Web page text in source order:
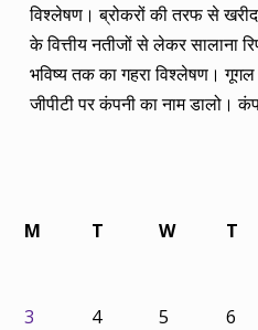
विश्लेषण। ब्रोकरों की तरफ से
के वित्तीय नतीजों से लेकर सालाना
भविष्य तक का गहरा विश्लेषण।
जीपीटी पर कंपनी का नाम डालो।
M
T W T
3
4 5 6